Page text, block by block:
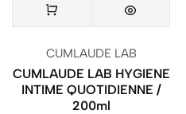
CUMLAUDE LAB
CUMLAUDE LAB HYGIENE
INTIME QUOTIDIENNE /
200ml